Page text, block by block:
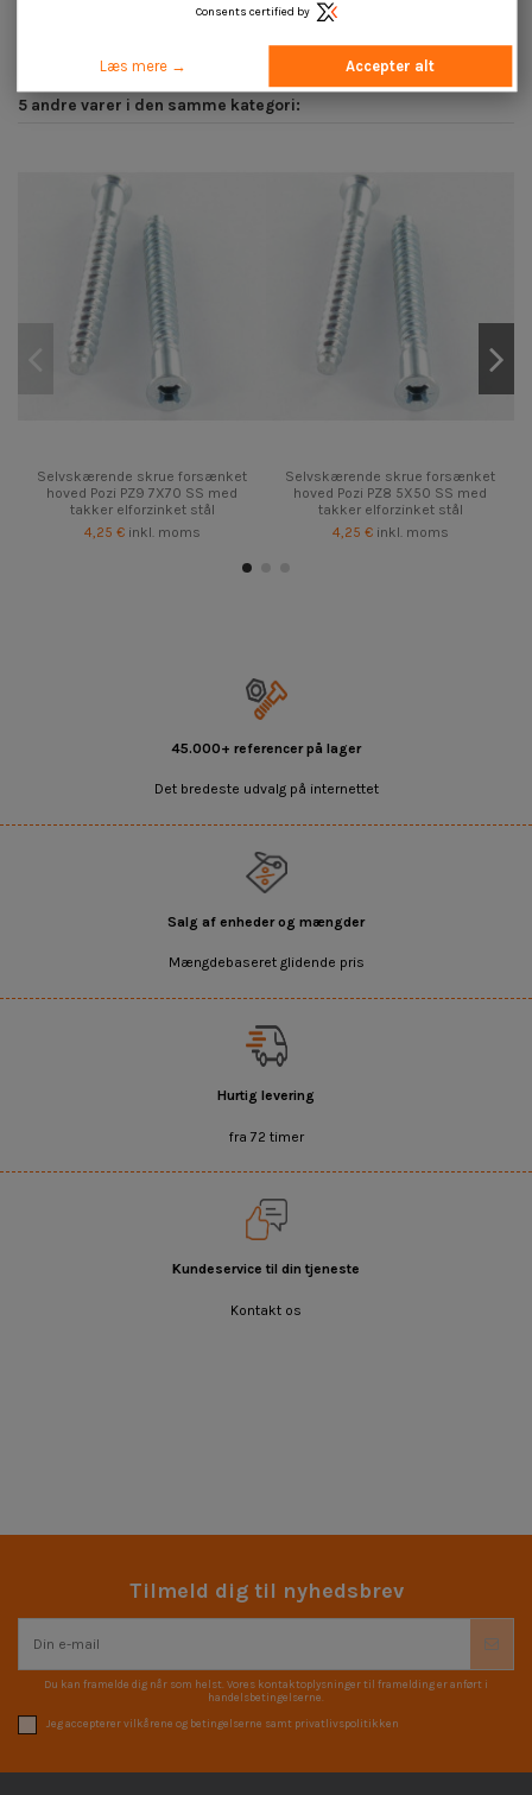
5 andre varer i den samme kategori:
Selvskærende skrue forsænket
hoved Pozi PZ9 7X70 SS med
takker elforzinket stål
4,25 € inkl. moms
Selvskærende skrue forsænket
hoved Pozi PZ8 5X50 SS med
takker elforzinket stål
4,25 € inkl. moms
45.000+ referencer på lager
Det bredeste udvalg på internettet
Salg af enheder og mængder
Mængdebaseret glidende pris
Hurtig levering
fra 72 timer
Kundeservice til din tjeneste
Kontakt os
Tilmeld dig til nyhedsbrev
Du kan framelde dig når som helst. Vores kontaktoplysninger til framelding er anført i
handelsbetingelserne.
Jeg accepterer vilkårene og betingelserne samt privatlivspolitikken
Consents certified by
Læs mere → Accepter alt